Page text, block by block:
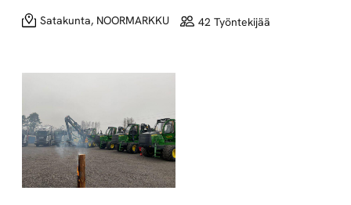
töitäSatakunta, NOORMARKKU 42 Työntekijää